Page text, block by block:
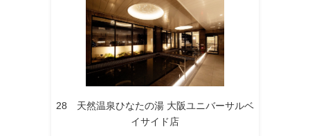
28 天然温泉ひなたの湯 大阪ユニバーサルベ
イサイド店